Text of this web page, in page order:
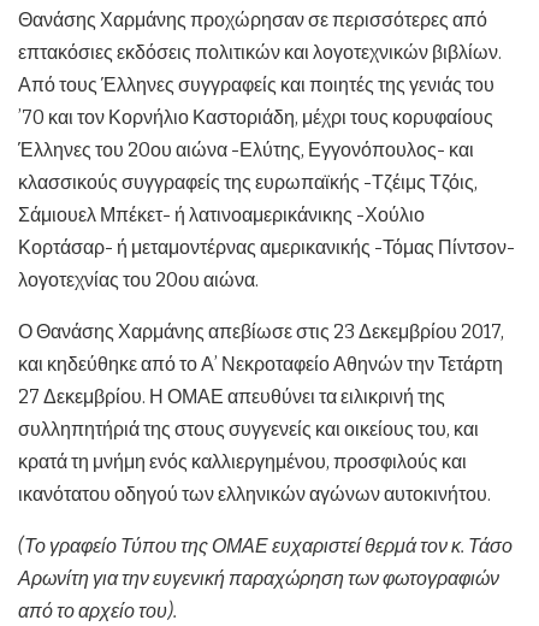
Θανάσης Χαρμάνης προχώρησαν σε περισσότερες από
επτακόσιες εκδόσεις πολιτικών και λογοτεχνικών βιβλίων.
Από τους Έλληνες συγγραφείς και ποιητές της γενιάς του
’70 και τον Κορνήλιο Καστοριάδη, μέχρι τους κορυφαίους
Έλληνες του 20ου αιώνα -Ελύτης, Εγγονόπουλος- και
κλασσικούς συγγραφείς της ευρωπαϊκής -Τζέιμς Τζόις,
Σάμιουελ Μπέκετ- ή λατινοαμερικάνικης -Χούλιο
Κορτάσαρ- ή μεταμοντέρνας αμερικανικής -Τόμας Πίντσον-
λογοτεχνίας του 20ου αιώνα.
Ο Θανάσης Χαρμάνης απεβίωσε στις 23 Δεκεμβρίου 2017,
και κηδεύθηκε από το Α’ Νεκροταφείο Αθηνών την Τετάρτη
27 Δεκεμβρίου. Η ΟΜΑΕ απευθύνει τα ειλικρινή της
συλληπητήριά της στους συγγενείς και οικείους του, και
κρατά τη μνήμη ενός καλλιεργημένου, προσφιλούς και
ικανότατου οδηγού των ελληνικών αγώνων αυτοκινήτου.
(Το γραφείο Τύπου της ΟΜΑΕ ευχαριστεί θερμά τον κ. Τάσο
Αρωνίτη για την ευγενική παραχώρηση των φωτογραφιών
από το αρχείο του).